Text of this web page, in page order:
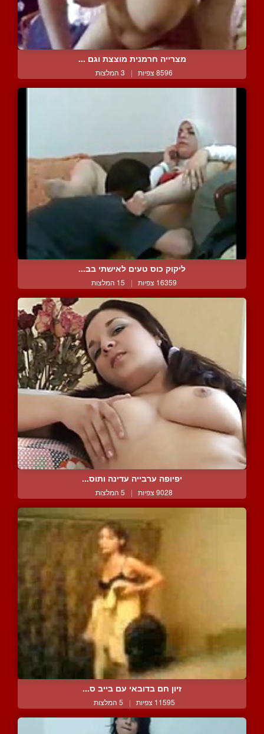
מצרייה חרמנית מוצצת וגם ...
8596 צפיות | 3 המלצות
ליקוק כוס טעים לאישתי בב...
16359 צפיות | 15 המלצות
יפיופה ערבייה עדינה ותוס...
9028 צפיות | 5 המלצות
זיון חם בדובאי עם בייב ס...
11595 צפיות | 5 המלצות